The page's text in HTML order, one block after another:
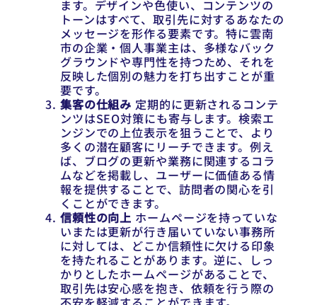
ます。デザインや色使い、コンテンツの
トーンはすべて、取引先に対するあなたの
メッセージを形作る要素です。特に雲南
市の企業・個人事業主は、多様なバック
グラウンドや専門性を持つため、それを
反映した個別の魅力を打ち出すことが重
要です。
集客の仕組み 定期的に更新されるコンテ
ンツはSEO対策にも寄与します。検索エ
ンジンでの上位表示を狙うことで、より
多くの潜在顧客にリーチできます。例え
ば、ブログの更新や業務に関連するコラ
ムなどを掲載し、ユーザーに価値ある情
報を提供することで、訪問者の関心を引
くことができます。
信頼性の向上 ホームページを持っていな
いまたは更新が行き届いていない事務所
に対しては、どこか信頼性に欠ける印象
を持たれることがあります。逆に、しっ
かりとしたホームページがあることで、
取引先は安心感を抱き、依頼を行う際の